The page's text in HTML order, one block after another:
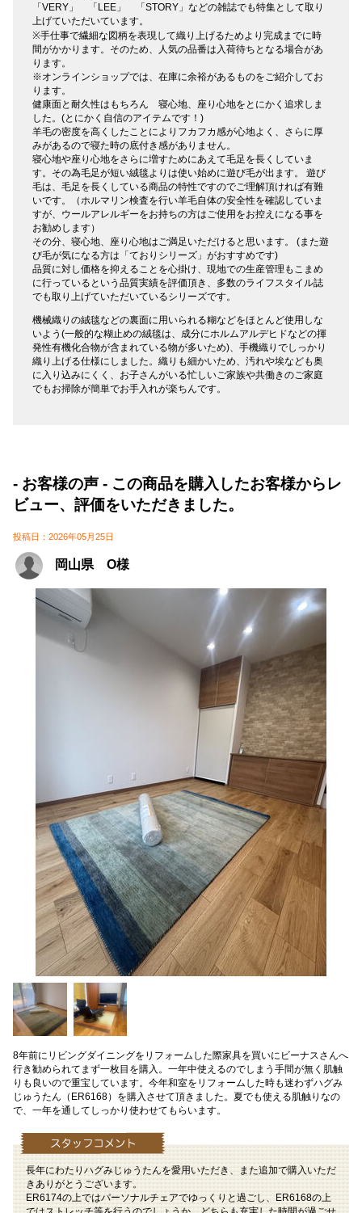
「VERY」 「LEE」 「STORY」などの雑誌でも特集として取り
上げていただいています。
※手仕事で繊細な図柄を表現して織り上げるためより完成までに時
間がかかります。そのため、人気の品番は入荷待ちとなる場合があ
ります。
※オンラインショップでは、在庫に余裕があるものをご紹介してお
ります。
健康面と耐久性はもちろん 寝心地、座り心地をとにかく追求しま
した。(とにかく自信のアイテムです！)
羊毛の密度を高くしたことによりフカフカ感が心地よく、さらに厚
みがあるので寝た時の底付き感がありません。
寝心地や座り心地をさらに増すためにあえて毛足を長くしていま
す。その為毛足が短い絨毯よりは使い始めに遊び毛が出ます。 遊び
毛は、毛足を長くしている商品の特性ですのでご理解頂ければ有難
いです。（ホルマリン検査を行い羊毛自体の安全性を確認していま
すが、ウールアレルギーをお持ちの方はご使用をお控えになる事を
お勧めします）
その分、寝心地、座り心地はご満足いただけると思います。 (また遊
び毛が気になる方は「ておりシリーズ」がおすすめです)
品質に対し価格を抑えることを心掛け、現地での生産管理もこまめ
に行っているという品質実績を評価頂き、多数のライフスタイル誌
でも取り上げていただいているシリーズです。
機械織りの絨毯などの裏面に用いられる糊などをほとんど使用しな
いよう(一般的な糊止めの絨毯は、成分にホルムアルデヒドなどの揮
発性有機化合物が含まれている物が多いため)、手機織りでしっかり
織り上げる仕様にしました。織りも細かいため、汚れや埃なども奥
に入り込みにくく、お子さんがいる忙しいご家族や共働きのご家庭
でもお掃除が簡単でお手入れが楽ちんです。
- お客様の声 - この商品を購入したお客様からレ
ビュー、評価をいただきました。
投稿日：2026年05月25日
岡山県 O様
8年前にリビングダイニングをリフォームした際家具を買いにビーナスさんへ
行き勧められてまず一枚目を購入。一年中使えるのでしまう手間が無く肌触
りも良いので重宝しています。今年和室をリフォームした時も迷わずハグみ
じゅうたん（ER6168）を購入させて頂きました。夏でも使える肌触りなの
で、一年を通してしっかり使わせてもらいます。
長年にわたりハグみじゅうたんを愛用いただき、また追加で購入いただ
きありがとうございます。
ER6174の上ではパーソナルチェアでゆっくりと過ごし、ER6168の上